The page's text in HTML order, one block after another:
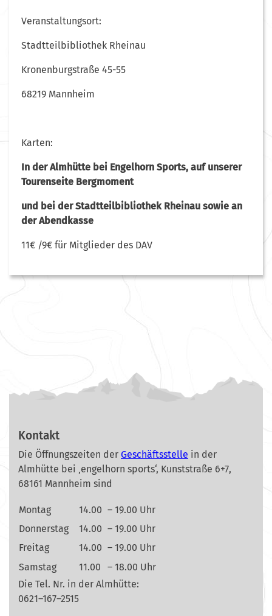
Veranstaltungsort:
Stadtteilbibliothek Rheinau
Kronenburgstraße 45-55
68219 Mannheim
Karten:
In der Almhütte bei Engelhorn Sports, auf unserer
Tourenseite Bergmoment
und bei der Stadtteilbibliothek Rheinau sowie an
der Abendkasse
11€ /9€ für Mitglieder des DAV
Kontakt
Die Öffnungszeiten der Geschäftsstelle in der
Almhütte bei ‚engelhorn sports‘, Kunststraße 6+7,
68161 Mannheim sind
Montag 14.00 – 19.00 Uhr
Donnerstag
14.00 – 19.00 Uhr
Freitag
14.00 – 19.00 Uhr
Samstag
11.00
– 18.00 Uhr
Die Tel. Nr. in der Almhütte:
0621–167–2515